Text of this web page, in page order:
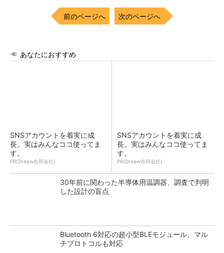
前のページへ 次のページへ
あなたにおすすめ
SNSアカウントを着実に成
長。実はみんなココ使ってま
す。
PR(Dreaw合同会社)
SNSアカウントを着実に成
長。実はみんなココ使ってま
す。
PR(Dreaw合同会社)
30年前に関わった半導体用温調器、調査で判明
した設計の盲点
Bluetooth 6対応の超小型BLEモジュール、マル
チプロトコルも対応